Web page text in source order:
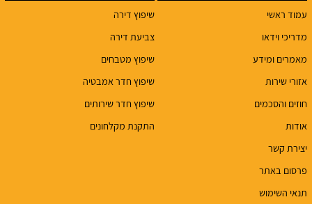
עמוד ראשי
מדריכי וידאו
מאמרים ומידע
אזורי שירות
חוזים והסכמים
אודות
יצירת קשר
פרסום באתר
תנאי השימוש
שיפוץ דירה
צביעת דירה
שיפוץ מטבחים
שיפוץ חדר אמבטיה
שיפוץ חדר שירותים
התקנת מקלחונים